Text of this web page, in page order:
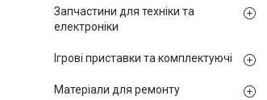
Запчастини для техніки та
електроніки
Ігрові приставки та комплектуючі
Матеріали для ремонту